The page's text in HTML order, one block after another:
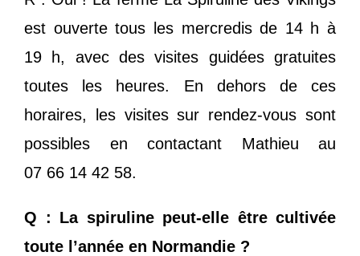
est ouverte tous les mercredis de 14 h à
19 h, avec des visites guidées gratuites
toutes les heures. En dehors de ces
horaires, les visites sur rendez-vous sont
possibles en contactant Mathieu au
07 66 14 42 58.
Q : La spiruline peut-elle être cultivée
toute l’année en Normandie ?